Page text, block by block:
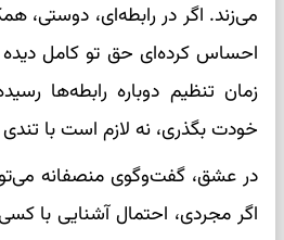
می‌زند. اگر در رابطه‌ای، دوستی،
احساس کرده‌ای حق تو کامل
زمان تنظیم دوباره رابطه‌ها
خودت بگذری، نه لازم است با تندی
در عشق، گفت‌وگوی منصفانه
اگر مجردی، احتمال آشنایی با